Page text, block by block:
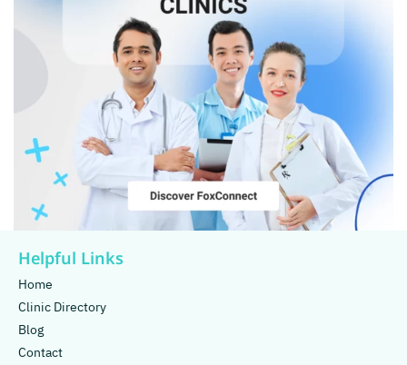
Helpful Links
Home
Clinic Directory
Blog
Contact